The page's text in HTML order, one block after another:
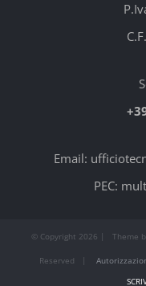
Email:
PEC:
© Copyright 2026 | Theme
Reserved |